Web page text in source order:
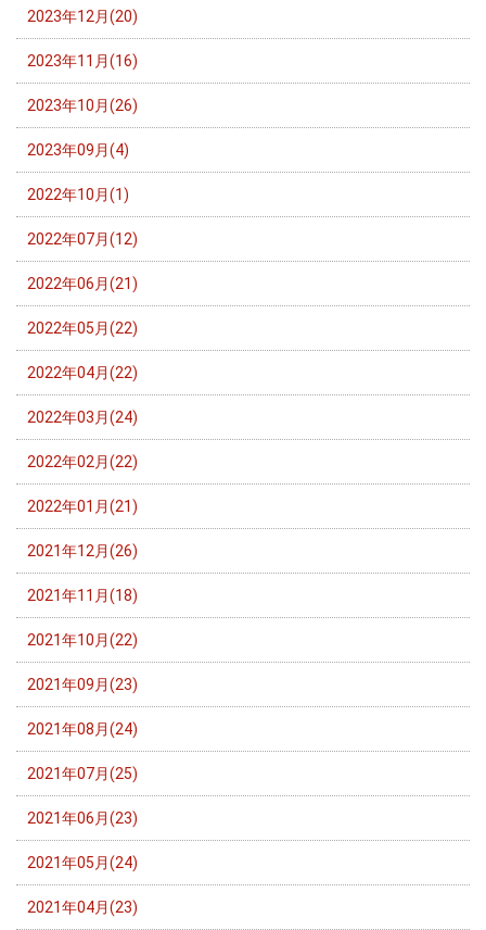
2023年12月(20)
2023年11月(16)
2023年10月(26)
2023年09月(4)
2022年10月(1)
2022年07月(12)
2022年06月(21)
2022年05月(22)
2022年04月(22)
2022年03月(24)
2022年02月(22)
2022年01月(21)
2021年12月(26)
2021年11月(18)
2021年10月(22)
2021年09月(23)
2021年08月(24)
2021年07月(25)
2021年06月(23)
2021年05月(24)
2021年04月(23)